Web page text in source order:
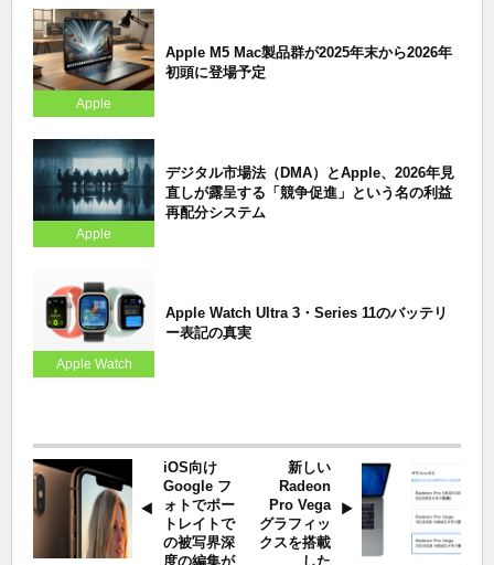
Apple
Apple M5 Mac製品群が2025年末から2026年
初頭に登場予定
Apple
デジタル市場法（DMA）とApple、2026年見
直しが露呈する「競争促進」という名の利益
再配分システム
Apple Watch
Apple Watch Ultra 3・Series 11のバッテリ
ー表記の真実
iOS向け
Google フ
ォトでポー
トレイトで
の被写界深
度の編集が
新しい
Radeon
Pro Vega
グラフィッ
クスを搭載
した